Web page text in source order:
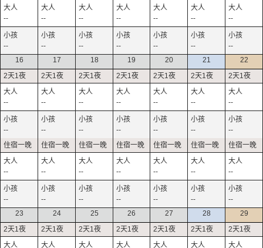
--
--
--
--
--
--
--
--
--
--
--
--
--
--
16
--
--
--
--
17
--
--
--
--
18
--
--
--
--
19
--
--
--
--
20
--
--
--
--
21
--
--
--
--
22
--
--
--
--
23
24 25 26 27 28 29